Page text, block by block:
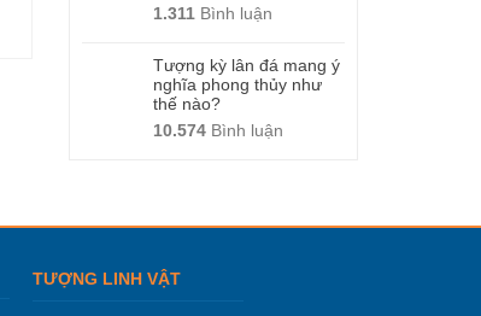
1.311 Bình luận
Tượng kỳ lân đá mang ý
nghĩa phong thủy như
thế nào?
10.574 Bình luận
03
TƯỢNG LINH VẬT